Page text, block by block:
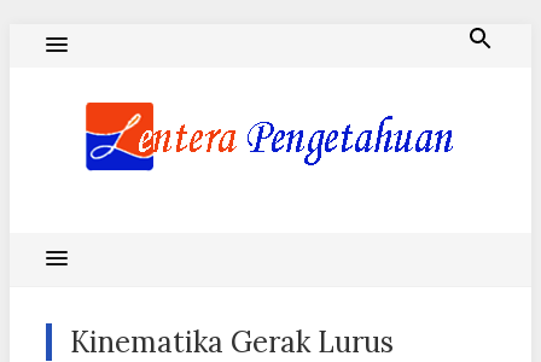
Kinematika Gerak Lurus